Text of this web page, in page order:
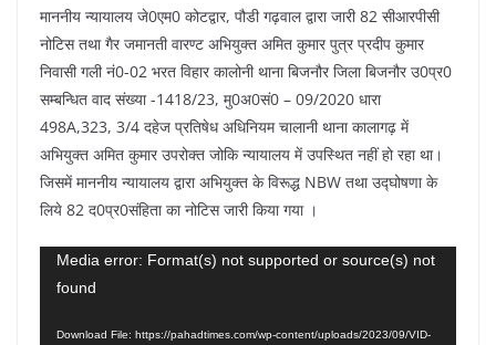
b
o
o
k
A
p
p
st a
m
dI
n
माननीय न्यायालय जे0एम0 कोटद्वार, पौडी गढ़वाल द्वारा जारी 82 सीआरपीसी
नोटिस तथा गैर जमानती वारण्ट अभियुक्त अमित कुमार पुत्र प्रदीप कुमार
निवासी गली नं0-02 भरत विहार कालोनी थाना बिजनौर जिला बिजनौर उ0प्र0
सम्बन्धित वाद संख्या -1418/23, मु0अ0सं0 – 09/2020 धारा
498A,323, 3/4 दहेज प्रतिषेध अधिनियम चालानी थाना कालागढ़ में
अभियुक्त अमित कुमार उपरोक्त जोकि न्यायालय में उपस्थित नहीं हो रहा था।
जिसमें माननीय न्यायालय द्वारा अभियुक्त के विरूद्ध NBW तथा उद्घोषणा के
लिये 82 द0प्र0संहिता का नोटिस जारी किया गया ।
Video
Player
Media error: Format(s) not supported or source(s) not
found
Download File: https://pahadtimes.com/wp-content/uploads/2023/09/VID-